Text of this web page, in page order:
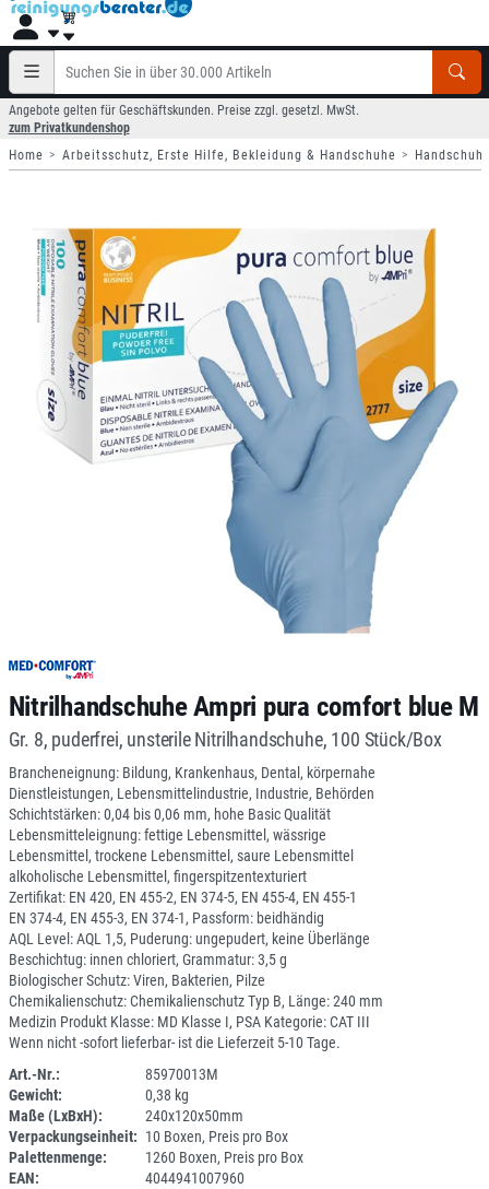
Angebote gelten für Geschäftskunden. Preise zzgl. gesetzl. MwSt.
zum Privatkundenshop
Home
Arbeitsschutz, Erste Hilfe, Bekleidung & Handschuhe
Nitrilhandschuhe Ampri pura comfort blue M
Gr. 8, puderfrei, unsterile Nitrilhandschuhe, 100 Stück/Box
Brancheneignung: Bildung, Krankenhaus, Dental, körpernahe
Dienstleistungen, Lebensmittelindustrie, Industrie, Behörden
Schichtstärken: 0,04 bis 0,06 mm, hohe Basic Qualität
Lebensmitteleignung: fettige Lebensmittel, wässrige
Lebensmittel, trockene Lebensmittel, saure Lebensmittel
alkoholische Lebensmittel, fingerspitzentexturiert
Zertifikat: EN 420, EN 455-2, EN 374-5, EN 455-4, EN 455-1
EN 374-4, EN 455-3, EN 374-1, Passform: beidhändig
AQL Level: AQL 1,5, Puderung: ungepudert, keine Überlänge
Beschichtug: innen chloriert, Grammatur: 3,5 g
Biologischer Schutz: Viren, Bakterien, Pilze
Chemikalienschutz: Chemikalienschutz Typ B, Länge: 240 mm
Medizin Produkt Klasse: MD Klasse I, PSA Kategorie: CAT III
Wenn nicht -sofort lieferbar- ist die Lieferzeit 5-10 Tage.
Art.-Nr.:
85970013M
Gewicht:
0,38 kg
Maße (LxBxH):
240x120x50mm
Verpackungseinheit: 10 Boxen, Preis pro Box
Palettenmenge:
1260 Boxen, Preis pro Box
EAN:
4044941007960